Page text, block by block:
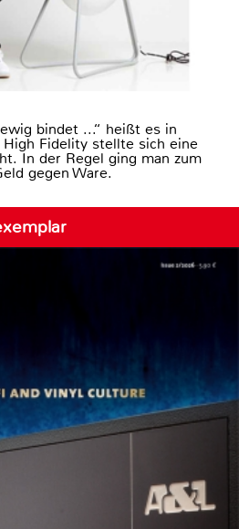
bindet ...“ heißt es in
Fidelity stellte sich eine
In der Regel ging man zum
gegen Ware.